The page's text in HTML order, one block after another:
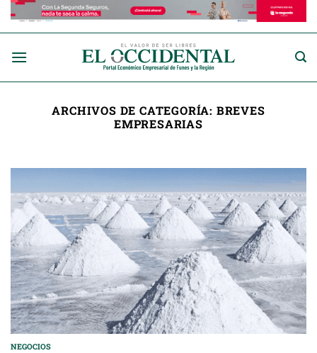
Saltar
ARCHIVOS DE CATEGORÍA: BREVES
EMPRESARIAS
NEGOCIOS